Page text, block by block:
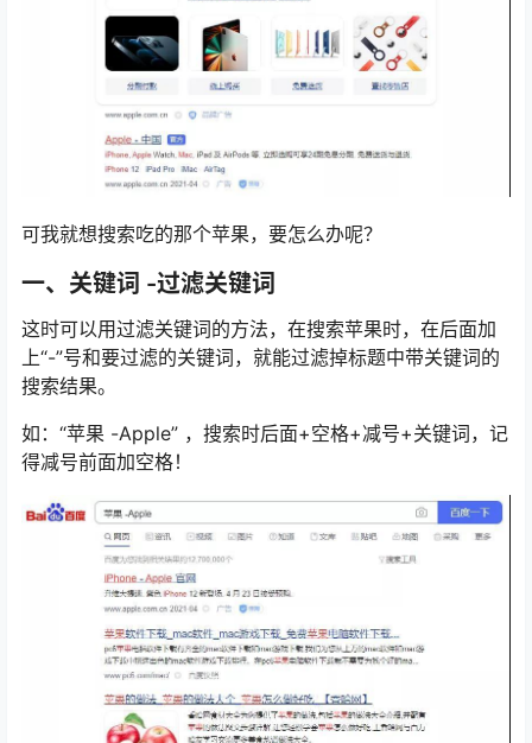
可我就想搜索吃的那个苹果，要怎么办呢？
一、关键词 -过滤关键词
这时可以用过滤关键词的方法，在搜索苹果时，在后面加
上“-”号和要过滤的关键词，就能过滤掉标题中带关键词的
搜索结果。
如：“苹果 -Apple” ，搜索时后面+空格+减号+关键词，记
得减号前面加空格！